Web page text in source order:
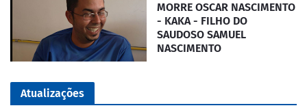
MORRE OSCAR NASCIMENTO
- KAKA - FILHO DO
SAUDOSO SAMUEL
NASCIMENTO
Atualizações